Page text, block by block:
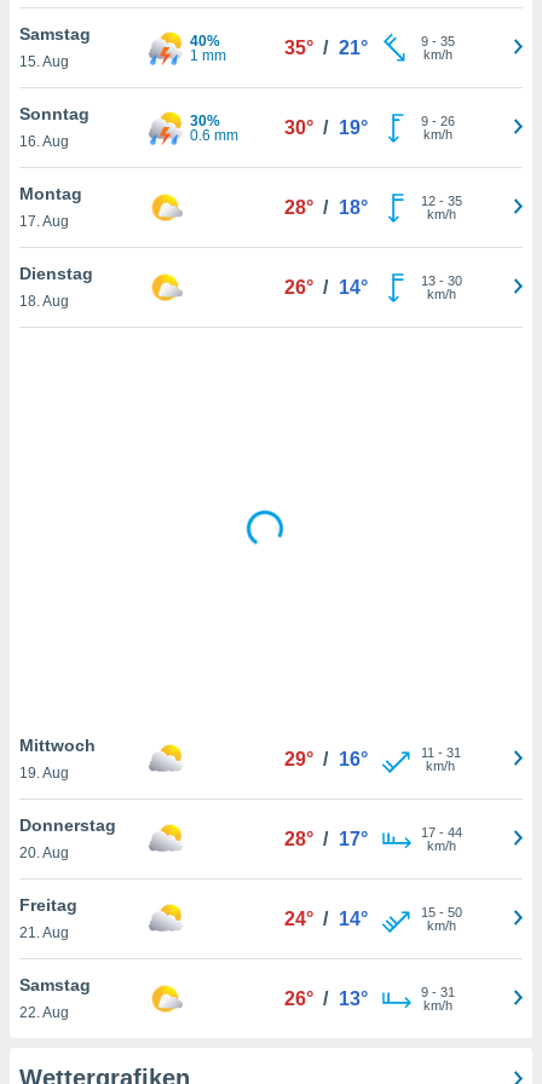
der
weiterhin
nicht
von
und
auf
klicken.
Samstag
15. Aug
40%
1 mm
35° / 21° 9- 35
km/h
Sonntag
16. Aug
30%
0.6 mm
30° / 19° 9- 26
km/h
Montag
17. Aug
28° / 18° 12- 35
km/h
Dienstag
18. Aug
26° / 14° 13- 30
km/h
Mittwoch
19. Aug
29° / 16° 11 - 31
km/h
Donnerstag
20. Aug
28° / 17° 17- 44
km/h
Freitag
21. Aug
24° / 14° 15- 50
km/h
Samstag
22. Aug
26° / 13° 9- 31
km/h
Wettergrafiken